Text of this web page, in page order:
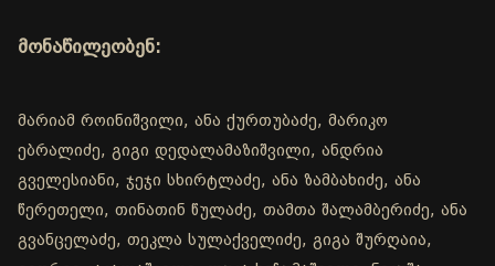
მონაწილეობენ:
მარიამ როინიშვილი, ანა ქურთუბაძე, მარიკო
ებრალიძე, გიგი დედალამაზიშვილი, ანდრია
გველესიანი, ჯეჯი სხირტლაძე, ანა ზამბახიძე, ანა
წერეთელი, თინათინ წულაძე, თამთა შალამბერიძე, ანა
გვანცელაძე, თეკლა სულაქველიძე, გიგა შურღაია,